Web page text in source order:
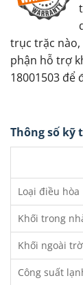
trục trặc nào,
phận hỗ trợ
18001503 để
Thông số kỹ
Loại điều hòa
Khối trong
Khối ngoài
Công suất